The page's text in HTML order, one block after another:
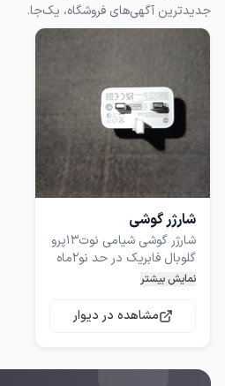
جدیدترین آگهی‌های فروشگاه، یک‌جا.
شارژر گوشی
شارژر گوشی شیامی نوت13پرو
گلوبال فابریک در حد نو2ماه
هم کار نکرده ه بفروش
نمیفروختم
نمایش بیشتر
مشاهده در دیوار